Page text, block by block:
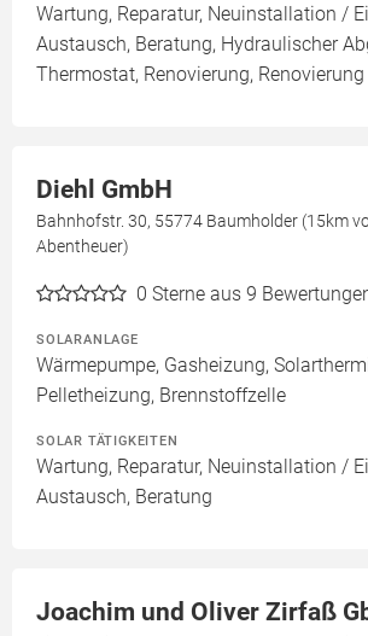
Wartung, Reparatur, Neuinstallation /
Austausch, Beratung, Hydraulischer
Thermostat, Renovierung,
Diehl GmbH
Bahnhofstr. 30, 55774 Baumholder (15km
Abentheuer)
0 Sterne aus 9
SOLARANLAGE
Wärmepumpe, Gasheizung,
Pelletheizung, Brennstoffzelle
SOLAR TÄTIGKEITEN
Wartung, Reparatur, Neuinstallation /
Austausch, Beratung
Joachim und Oliver Zirfaß